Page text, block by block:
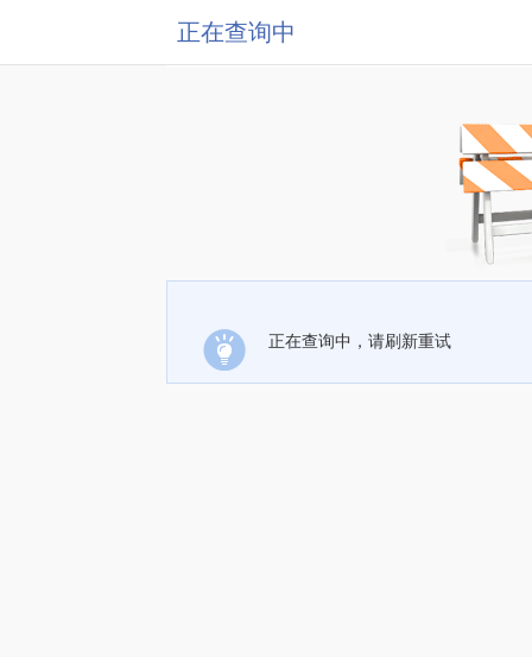
正在查询中
正在查询中，请刷新重试